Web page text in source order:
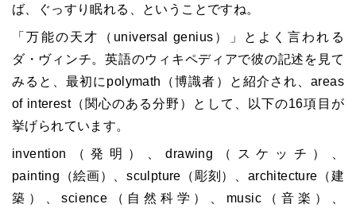
ば、ぐっすり眠れる、ということですね。
「万能の天才（universal genius）」とよく言われる
ダ・ヴィンチ。英語のウィキペディアで彼の記述を見て
みると、最初にpolymath（博識者）と紹介され、areas
of interest（関心のある分野）として、以下の16項目が
挙げられています。
invention（発明）、drawing（スケッチ）、
painting（絵画）、sculpture（彫刻）、architecture（建
築）、science（自然科学）、music（音楽）、